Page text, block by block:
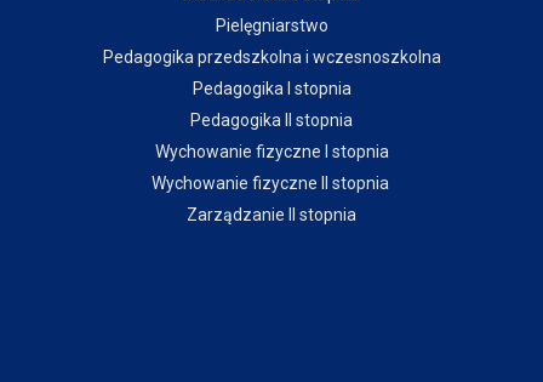
Pielęgniarstwo
Pedagogika przedszkolna i wczesnoszkolna
Pedagogika I stopnia
Pedagogika II stopnia
Wychowanie fizyczne I stopnia
Wychowanie fizyczne II stopnia
Zarządzanie II stopnia